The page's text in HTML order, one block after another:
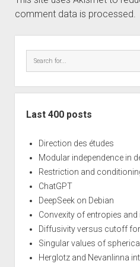
comment data is processed.
Last 400 posts
Direction des études
Modular independence in
Restriction and
ChatGPT
DeepSeek on Debian
Convexity of entropies
Diffusivity versus cutoff
Singular values of
Herglotz and Nevanlinna